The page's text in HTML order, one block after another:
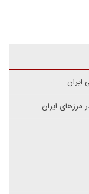
مرزهای ایران